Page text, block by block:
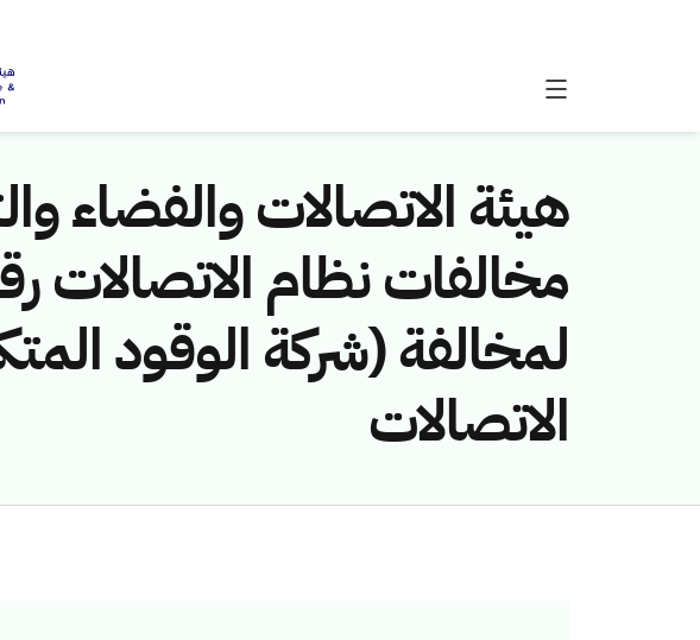
هيئة الاتصالات والفضاء
لمخالفة (شركة الوقود
الاتصالات